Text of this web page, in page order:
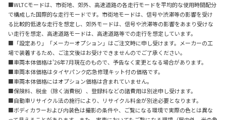
■WLTCモードは、市街地、郊外、高速道路の各走行モードを平均的な使用時間配分
で構成した国際的な走行モードです。市街地モードは、信号や渋滞等の影響を受け
る比較的低速な走行を想定し、郊外モードは、信号や渋滞等の影響をあまり受けな
い走行を想定、高速道路モードは、高速道路等での走行を想定しています。
■「設定あり」「メーカーオプション」はご注文時に申し受けます。メーカーの工
場で装着するため、ご注文後はお受けできませんのでご了承ください。
■車両本体価格は'26年7月現在のもので、予告なく変更となる場合があります。
■車両本体価格はタイヤパンク応急修理キット付の価格です。
■車両本体価格にはオプション価格は含まれていません。
■保険料、税金（除く消費税）、登録料などの諸費用は別途申し受けます。
■自動車リサイクル法の施行により、リサイクル料金が別途必要となります。
■ボディカラーおよび内装色は撮影の条件や、ご覧になる環境で実際の色とは異な